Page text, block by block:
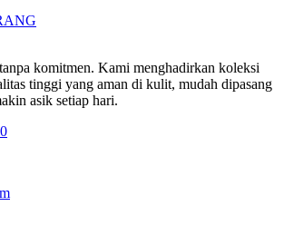
komitmen. Kami menghadirkan koleksi
tinggi yang aman di kulit, mudah dipasang
asik setiap hari.